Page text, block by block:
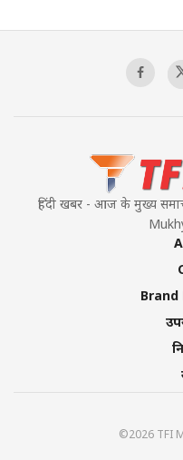
हिंदी खबर - आज के मुख्य
©2026 TFI